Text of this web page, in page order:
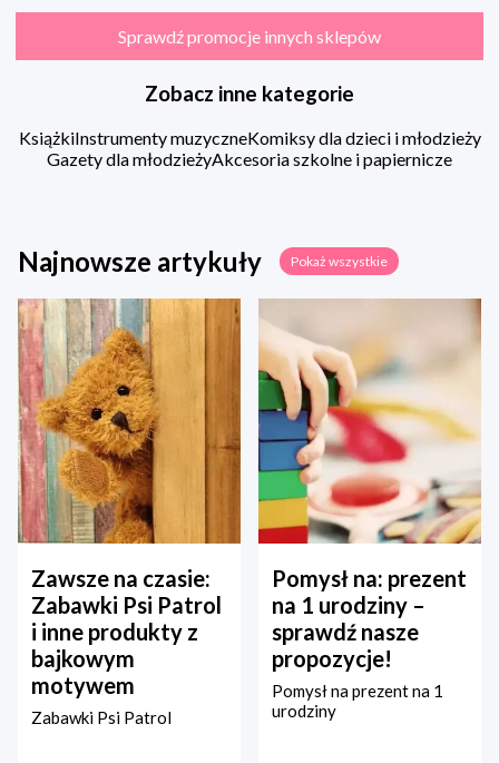
Sprawdź promocje innych sklepów
Zobacz inne kategorie
KsiążkiInstrumenty muzyczneKomiksy dla dzieci i młodzieży
Gazety dla młodzieżyAkcesoria szkolne i papiernicze
Najnowsze artykuły Pokaż wszystkie
Zawsze na czasie:
Zabawki Psi Patrol
i inne produkty z
bajkowym
motywem
Zabawki Psi Patrol
Pomysł na: prezent
na 1 urodziny –
sprawdź nasze
propozycje!
Pomysł na prezent na 1
urodziny